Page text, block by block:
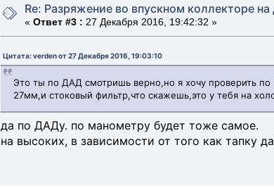
Re: Разряжение во впускном коллекторе
« Ответ #3 : 27 Декабря 2016, 19:42:32 »
Цитата: verden от 27 Декабря 2016, 19:03:10
Это ты по ДАД смотришь верно,но я хочу проверить
27мм,и стоковый фильтр,что скажешь,это у тебя на
да по ДАДу. по манометру будет тоже самое.
на высоких, в зависимости от того как тапку